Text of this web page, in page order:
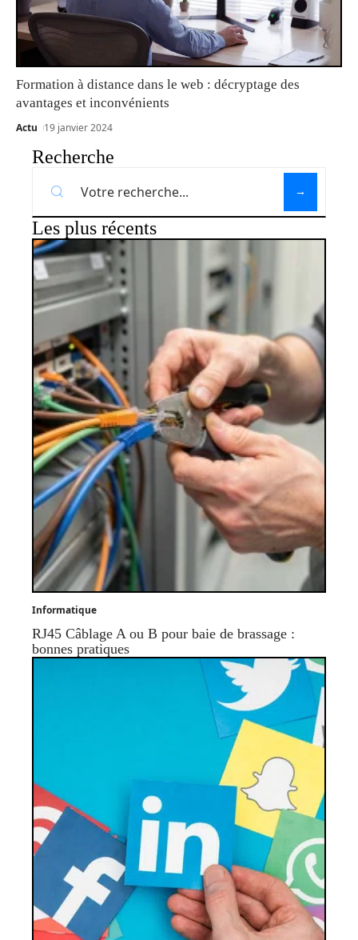
Formation à distance dans le web : décryptage des
avantages et inconvénients
Actu 19 janvier 2024
Recherche
Les plus récents
Informatique
RJ45 Câblage A ou B pour baie de brassage :
bonnes pratiques